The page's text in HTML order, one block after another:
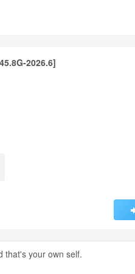
2026.6]
that's your own self.